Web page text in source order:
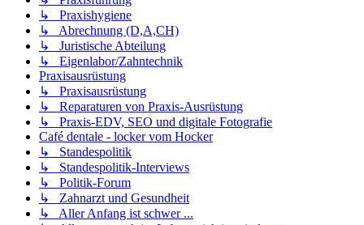
↳ Praxishygiene
↳ Abrechnung (D,A,CH)
↳ Juristische Abteilung
↳ Eigenlabor/Zahntechnik
Praxisausrüstung
↳ Praxisausrüstung
↳ Reparaturen von Praxis-Ausrüstung
↳ Praxis-EDV, SEO und digitale Fotografie
Café dentale - locker vom Hocker
↳ Standespolitik
↳ Standespolitik-Interviews
↳ Politik-Forum
↳ Zahnarzt und Gesundheit
↳ Aller Anfang ist schwer ...